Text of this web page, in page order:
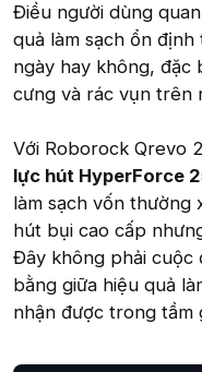
Điều người dùng
quả làm sạch ổn
ngày hay không, đặc
cưng và rác vụn trên
Với Roborock Qrevo
lực hút HyperForce
làm sạch vốn
hút bụi cao cấp
Đây không phải cuộc
bằng giữa hiệu quả
nhận được trong tầm